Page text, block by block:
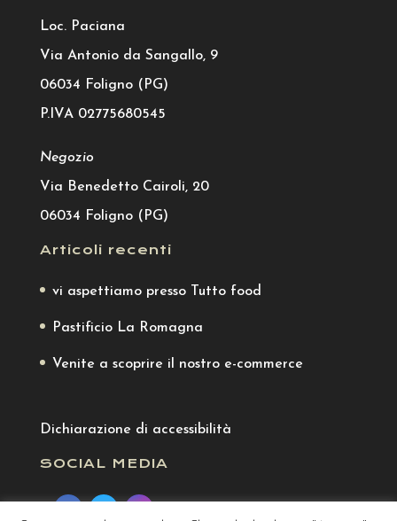
Loc. Paciana
Via Antonio da Sangallo, 9
06034 Foligno (PG)
P.IVA 02775680545
Negozio
Via Benedetto Cairoli, 20
06034 Foligno (PG)
Articoli recenti
vi aspettiamo presso Tutto food
Pastificio La Romagna
Venite a scoprire il nostro e-commerce
Dichiarazione di accessibilità
SOCIAL MEDIA